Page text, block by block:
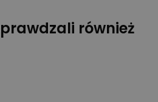
również